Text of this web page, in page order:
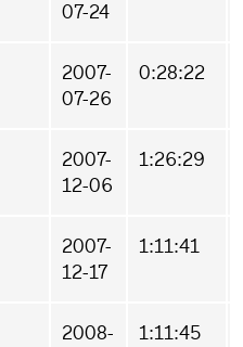
07-24
2007-
07-26
0:28:22
2007-
12-06
1:26:29
2007-
12-17
1:11:41
2008-
1:11:45